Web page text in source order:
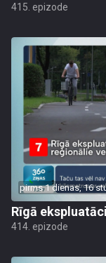
415. epizode
pirms 1 dienas, 16
Rīgā
414. epizode